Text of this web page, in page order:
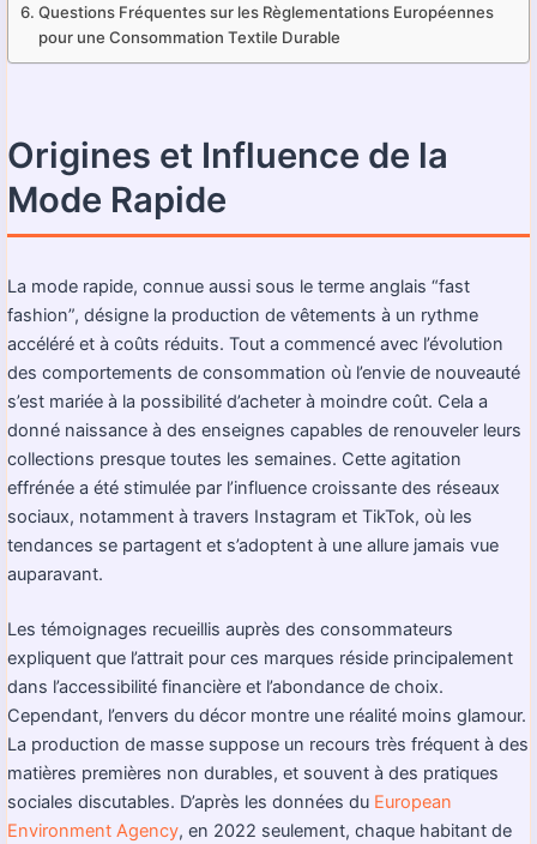
Questions Fréquentes sur les Règlementations Européennes
pour une Consommation Textile Durable
Origines et Influence de la
Mode Rapide
La mode rapide, connue aussi sous le terme anglais “fast
fashion”, désigne la production de vêtements à un rythme
accéléré et à coûts réduits. Tout a commencé avec l’évolution
des comportements de consommation où l’envie de nouveauté
s’est mariée à la possibilité d’acheter à moindre coût. Cela a
donné naissance à des enseignes capables de renouveler leurs
collections presque toutes les semaines. Cette agitation
effrénée a été stimulée par l’influence croissante des réseaux
sociaux, notamment à travers Instagram et TikTok, où les
tendances se partagent et s’adoptent à une allure jamais vue
auparavant.
Les témoignages recueillis auprès des consommateurs
expliquent que l’attrait pour ces marques réside principalement
dans l’accessibilité financière et l’abondance de choix.
Cependant, l’envers du décor montre une réalité moins glamour.
La production de masse suppose un recours très fréquent à des
matières premières non durables, et souvent à des pratiques
sociales discutables. D’après les données du European
Environment Agency, en 2022 seulement, chaque habitant de